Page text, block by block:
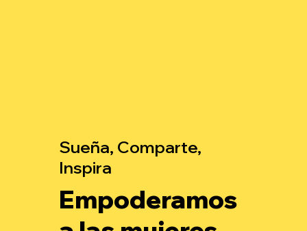
Sueña, Comparte,
Inspira
Empoderamos